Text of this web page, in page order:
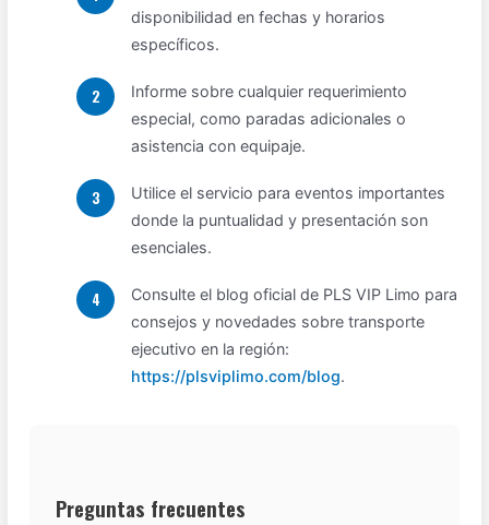
disponibilidad en fechas y horarios
específicos.
Informe sobre cualquier requerimiento
especial, como paradas adicionales o
asistencia con equipaje.
Utilice el servicio para eventos importantes
donde la puntualidad y presentación son
esenciales.
Consulte el blog oficial de PLS VIP Limo para
consejos y novedades sobre transporte
ejecutivo en la región:
https://plsviplimo.com/blog.
Preguntas frecuentes